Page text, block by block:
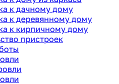
к дачному дому
к деревянному дому
к кирпичному дому
пристроек